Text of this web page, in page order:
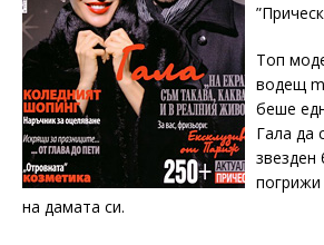
Топ
водещ
беше
Гала да
звезден
погрижи
на дамата си.